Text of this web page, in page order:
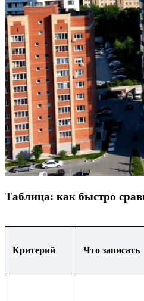
Таблица: как быстро
Критерий Что записать